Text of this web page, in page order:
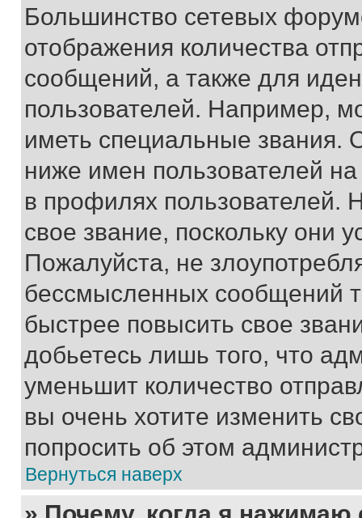
Большинство сетевых
отображения количества
сообщений, а также для
пользователей. Например,
иметь специальные звания.
ниже имен пользователей
в профилях
свое звание, поскольку они
Пожалуйста, не
бессмысленных сообщений
быстрее повысить свое
добьетесь лишь того, что
уменьшит количество
вы очень хотите изменить
попросить об этом
Вернуться наверх